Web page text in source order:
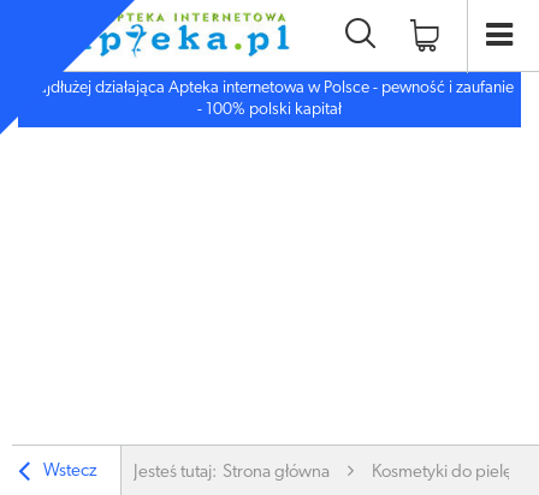
Najdłużej działająca Apteka internetowa w Polsce - pewność i zaufanie
- 100% polski kapitał
Wstecz Jesteś tutaj: Strona główna Kosmetyki do